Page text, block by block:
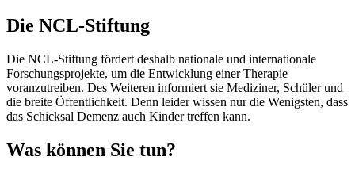
Die NCL-Stiftung
Die NCL-Stiftung fördert deshalb nationale und internationale
Forschungsprojekte, um die Entwicklung einer Therapie
voranzutreiben. Des Weiteren informiert sie Mediziner, Schüler und
die breite Öffentlichkeit. Denn leider wissen nur die Wenigsten, dass
das Schicksal Demenz auch Kinder treffen kann.
Was können Sie tun?